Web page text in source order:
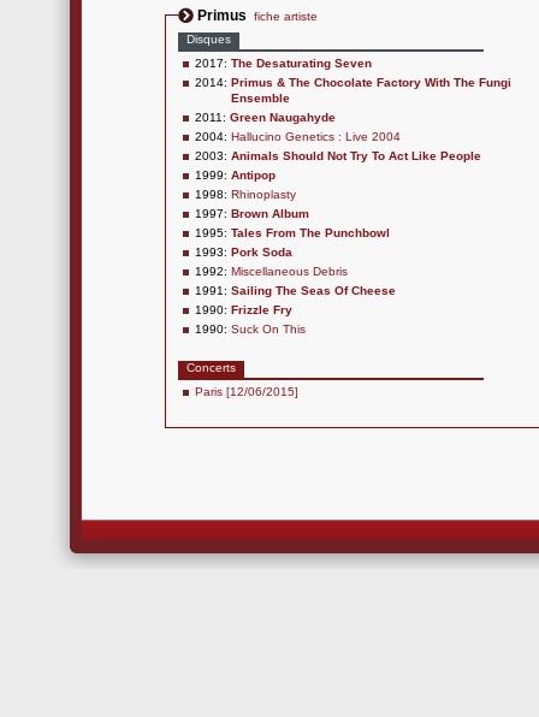
Primus
fiche artiste
Disques
2017: The Desaturating Seven
2014: Primus & The Chocolate Factory With The Fungi
Ensemble
2011: Green Naugahyde
2004: Hallucino Genetics : Live 2004
2003: Animals Should Not Try To Act Like People
1999: Antipop
1998: Rhinoplasty
1997: Brown Album
1995: Tales From The Punchbowl
1993: Pork Soda
1992: Miscellaneous Debris
1991: Sailing The Seas Of Cheese
1990: Frizzle Fry
1990: Suck On This
Concerts
Paris [12/06/2015]